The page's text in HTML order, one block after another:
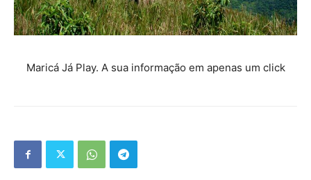
Maricá Já Play. A sua informação em apenas um click